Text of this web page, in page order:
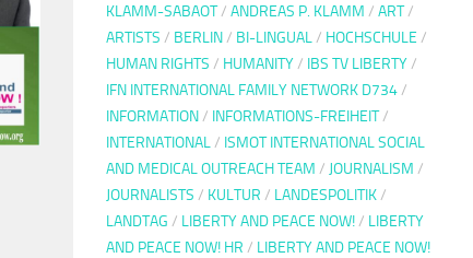
KLAMM-SABAOT/ ANDREAS P. KLAMM / ART/
ARTISTS / BERLIN/ BI-LINGUAL/ HOCHSCHULE /
HUMAN RIGHTS / HUMANITY/ IBS TV LIBERTY/
IFN INTERNATIONAL FAMILY NETWORK D734/
INFORMATION/ INFORMATIONS-FREIHEIT/
INTERNATIONAL/ ISMOT INTERNATIONAL SOCIAL
AND MEDICAL OUTREACH TEAM / JOURNALISM /
JOURNALISTS / KULTUR / LANDESPOLITIK/
LANDTAG / LIBERTY AND PEACE NOW!/ LIBERTY
AND PEACE NOW! HR / LIBERTY AND PEACE NOW!